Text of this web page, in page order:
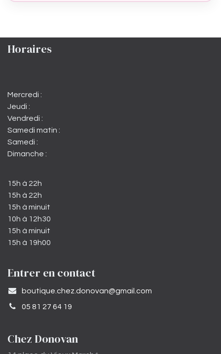
Horaires
Mercredi :
Jeudi :
Vendredi :
Samedi matin :
Samedi :
Dimanche :
15h à 22h
15h à 22h
15h à minuit
10h à 12h30
15h à minuit
15h à 19h00
Entrer en contact
​boutique.chez.donovan@gmail.com​
05 81 27 64 19
Chez Donovan